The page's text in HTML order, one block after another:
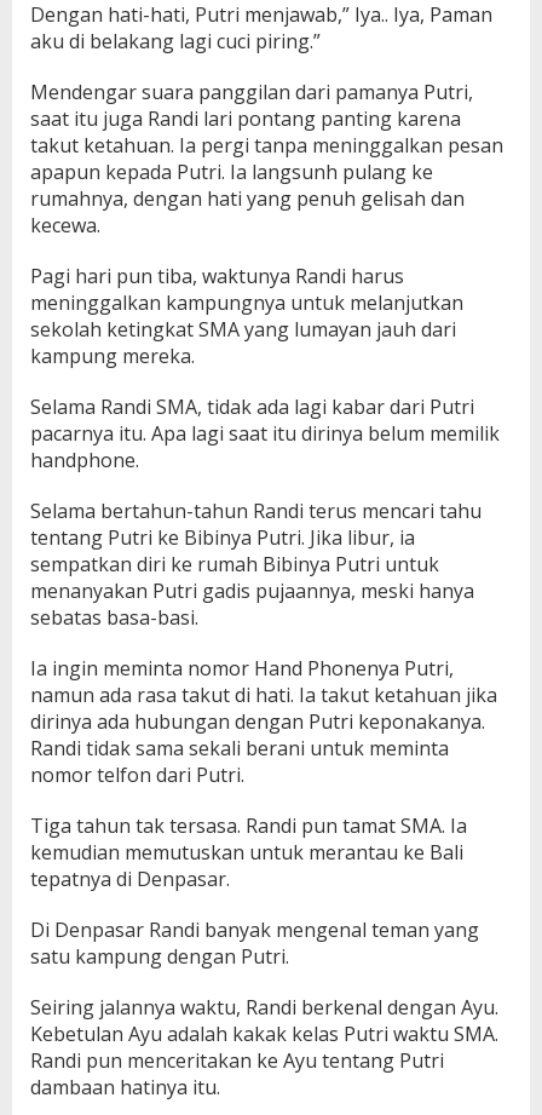
Dengan hati-hati, Putri menjawab,” Iya.. Iya, Paman
aku di belakang lagi cuci piring.”
Mendengar suara panggilan dari pamanya Putri,
saat itu juga Randi lari pontang panting karena
takut ketahuan. Ia pergi tanpa meninggalkan pesan
apapun kepada Putri. Ia langsunh pulang ke
rumahnya, dengan hati yang penuh gelisah dan
kecewa.
Pagi hari pun tiba, waktunya Randi harus
meninggalkan kampungnya untuk melanjutkan
sekolah ketingkat SMA yang lumayan jauh dari
kampung mereka.
Selama Randi SMA, tidak ada lagi kabar dari Putri
pacarnya itu. Apa lagi saat itu dirinya belum memilik
handphone.
Selama bertahun-tahun Randi terus mencari tahu
tentang Putri ke Bibinya Putri. Jika libur, ia
sempatkan diri ke rumah Bibinya Putri untuk
menanyakan Putri gadis pujaannya, meski hanya
sebatas basa-basi.
Ia ingin meminta nomor Hand Phonenya Putri,
namun ada rasa takut di hati. Ia takut ketahuan jika
dirinya ada hubungan dengan Putri keponakanya.
Randi tidak sama sekali berani untuk meminta
nomor telfon dari Putri.
Tiga tahun tak tersasa. Randi pun tamat SMA. Ia
kemudian memutuskan untuk merantau ke Bali
tepatnya di Denpasar.
Di Denpasar Randi banyak mengenal teman yang
satu kampung dengan Putri.
Seiring jalannya waktu, Randi berkenal dengan Ayu.
Kebetulan Ayu adalah kakak kelas Putri waktu SMA.
Randi pun menceritakan ke Ayu tentang Putri
dambaan hatinya itu.